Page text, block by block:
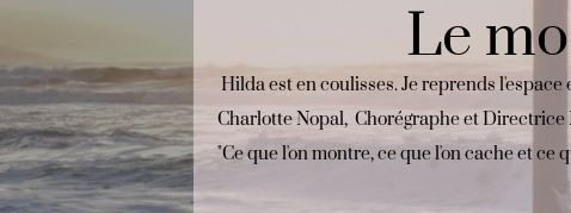
Le
Hilda est en coulisses. Je reprends l'espace
Charlotte Nopal, Chorégraphe et Directrice
"Ce que l'on montre, ce que l'on cache et ce